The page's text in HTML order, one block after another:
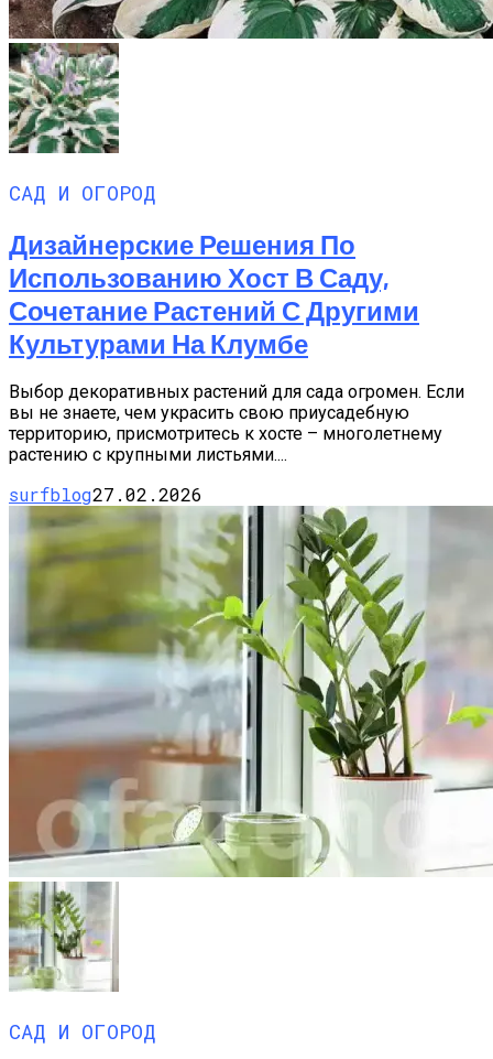
САД И ОГОРОД
Дизайнерские Решения По
Использованию Хост В Саду,
Сочетание Растений С Другими
Культурами На Клумбе
Выбор декоративных растений для сада огромен. Если
вы не знаете, чем украсить свою приусадебную
территорию, присмотритесь к хосте – многолетнему
растению с крупными листьями....
surfblog27.02.2026
САД И ОГОРОД